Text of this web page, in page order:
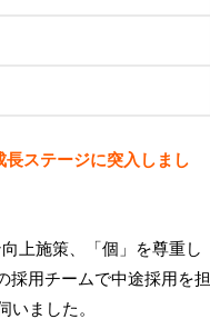
ステージに突入しまし
上施策、「個」を尊重し
採用チームで中途採用を担
ました。